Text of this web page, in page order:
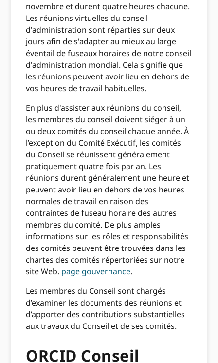
novembre et durent quatre heures chacune.
Les réunions virtuelles du conseil
d'administration sont réparties sur deux
jours afin de s'adapter au mieux au large
éventail de fuseaux horaires de notre conseil
d'administration mondial. Cela signifie que
les réunions peuvent avoir lieu en dehors de
vos heures de travail habituelles.
En plus d'assister aux réunions du conseil,
les membres du conseil doivent siéger à un
ou deux comités du conseil chaque année. À
l’exception du Comité Exécutif, les comités
du Conseil se réunissent généralement
pratiquement quatre fois par an. Les
réunions durent généralement une heure et
peuvent avoir lieu en dehors de vos heures
normales de travail en raison des
contraintes de fuseau horaire des autres
membres du comité. De plus amples
informations sur les rôles et responsabilités
des comités peuvent être trouvées dans les
chartes des comités répertoriées sur notre
site Web. page gouvernance.
Les membres du Conseil sont chargés
d’examiner les documents des réunions et
d’apporter des contributions substantielles
aux travaux du Conseil et de ses comités.
ORCID Conseil